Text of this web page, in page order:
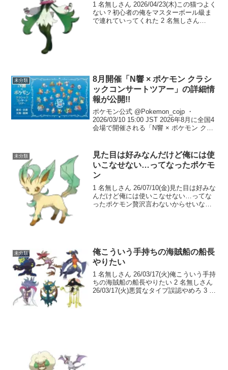
1 名無しさん 2026/04/23(木)この猫つよく
ない？初心者の俺をマスターボール級ま
で連れていってくれた 2 名無しさん
未分類
8月開催「N響 × ポケモン クラシ
ックコンサートツアー」の詳細情
報が公開!!
ポケモン公式 @Pokemon_cojp ・
2026/03/10 15:00 JST 2026年8月に全国4
会場で開催される「N響 × ポケモン クラ
念した特...
未分類
見た目は好みなんだけど俺には使
いこなせない…ってなったポケモ
ン
1 名無しさん 26/07/10(金)見た目は好みな
んだけど俺には使いこなせない…ってな
ったポケモン贅沢言わないからせいなる
未分類
俺こういう手持ちの海賊船の船長
やりたい
1 名無しさん 26/03/17(火)俺こういう手持
ちの海賊船の船長やりたい 2 名無しさん
26/03/17(火)悪質なタイプ誤認やめろ 3 名